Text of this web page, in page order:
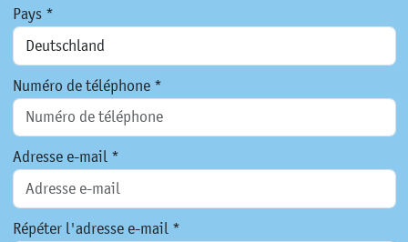
Pays *
Numéro de téléphone *
Adresse e-mail *
Répéter l'adresse e-mail *